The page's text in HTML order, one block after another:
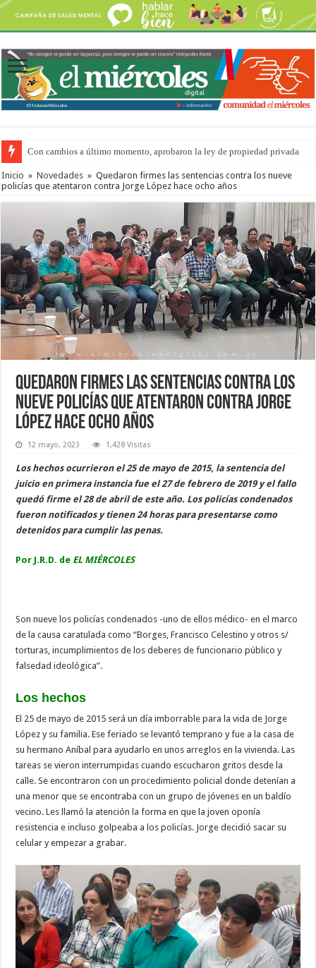
Con cambios a último momento, aprobaron la ley de propiedad privada
Adopción en Entre Ríos: el 35% de los 90 niños, niñas y adolescentes que
Inicio » Novedades » Quedaron firmes las sentencias contra los nueve
policías que atentaron contra Jorge López hace ocho años
Quedaron firmes las sentencias contra los
nueve policías que atentaron contra Jorge
López hace ocho años
12 mayo, 2023 1,428 Visitas
Los hechos ocurrieron el 25 de mayo de 2015, la sentencia del
juicio en primera instancia fue el 27 de febrero de 2019 y el fallo
quedó firme el 28 de abril de este año. Los policías condenados
fueron notificados y tienen 24 horas para presentarse como
detenidos para cumplir las penas.
Por J.R.D. de EL MIÉRCOLES
Son nueve los policías condenados -uno de ellos médico- en el marco
de la causa caratulada como “Borges, Francisco Celestino y otros s/
torturas, incumplimientos de los deberes de funcionario público y
falsedad ideológica”.
Los hechos
El 25 de mayo de 2015 será un día imborrable para la vida de Jorge
López y su familia. Ese feriado se levantó temprano y fue a la casa de
su hermano Aníbal para ayudarlo en unos arreglos en la vivienda. Las
tareas se vieron interrumpidas cuando escucharon gritos desde la
calle. Se encontraron con un procedimiento policial donde detenían a
una menor que se encontraba con un grupo de jóvenes en un baldío
vecino. Les llamó la atención la forma en que la joven oponía
resistencia e incluso golpeaba a los policías. Jorge decidió sacar su
celular y empezar a grabar.